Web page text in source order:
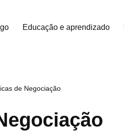
Educação e aprendizado
de Negociação